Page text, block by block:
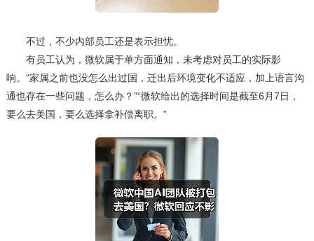
不过，不少内部员工还是表示担忧。
有员工认为，微软属于单方面通知，未考虑对员工的实际影
响。“家属之前也没怎么出过国，迁出后环境变化不适应，加上语言沟
通也存在一些问题，怎么办？”“微软给出的选择时间是截至6月7日，
要么去美国，要么选择拿补偿离职。”